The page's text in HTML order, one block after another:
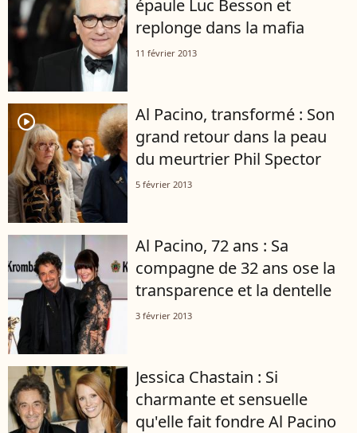
épaule Luc Besson et
replonge dans la mafia
11 février 2013
player2
Al Pacino, transformé : Son
grand retour dans la peau
du meurtrier Phil Spector
5 février 2013
Al Pacino, 72 ans : Sa
compagne de 32 ans ose la
transparence et la dentelle
3 février 2013
Jessica Chastain : Si
charmante et sensuelle
qu'elle fait fondre Al Pacino